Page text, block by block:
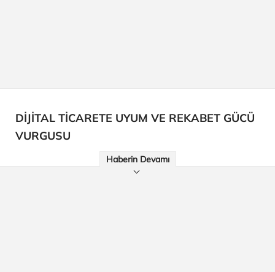
DİJİTAL TİCARETE UYUM VE REKABET GÜCÜ
VURGUSU
Haberin Devamı